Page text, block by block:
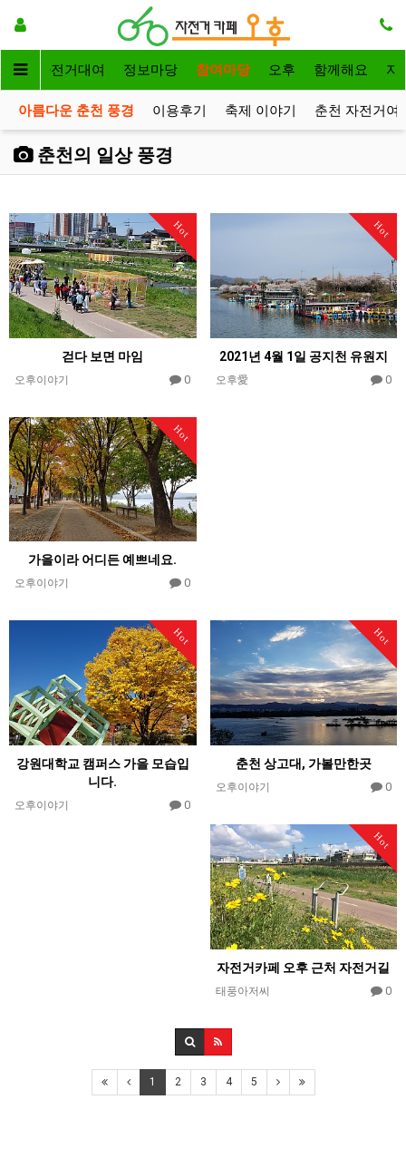
인 자전거대여 정보마당 참여마당 오후 함께해요 자
아름다운 춘천 풍경 이용후기 축제 이야기 춘천 자전거여
춘천의 일상 풍경
Hot
걷다 보면 마임
오후이야기 0
Hot
2021년 4월 1일 공지천 유원지
오후愛 0
Hot
가을이라 어디든 예쁘네요.
오후이야기 0
Hot
강원대학교 캠퍼스 가을 모습입
니다.
오후이야기 0
Hot
춘천 상고대, 가볼만한곳
오후이야기 0
Hot
자전거카페 오후 근처 자전거길
태풍아저씨 0
1 2 3 4 5